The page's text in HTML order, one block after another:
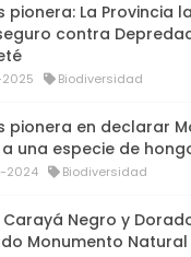
pionera: La Provincia
contra
Biodiversidad
pionera en declarar
una especie de
2024 Biodiversidad
Carayá Negro y
Monumento